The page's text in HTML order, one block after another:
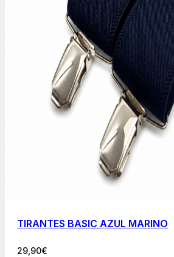
TIRANTES BASIC AZUL MARINO
29,90€